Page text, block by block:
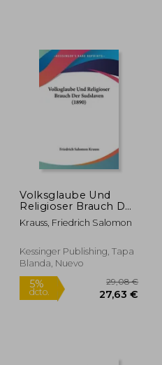
Volksglaube Und
Religioser Brauch Der
Sudslaven (1890) (en
Alemán)
Krauss, Friedrich Salomon
Kessinger Publishing, Tapa
Blanda, Nuevo